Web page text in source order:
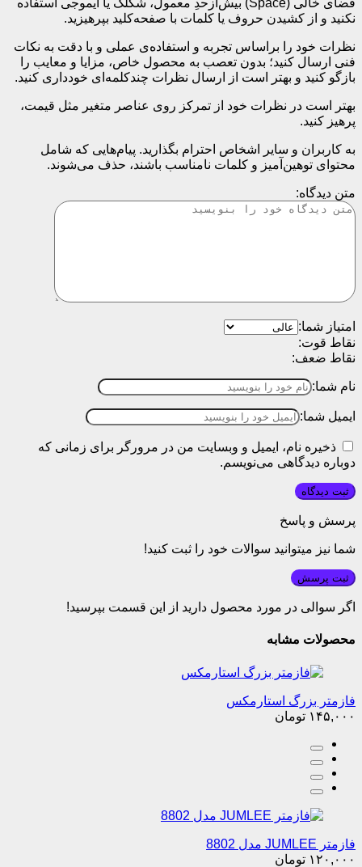
فضای خالی (Space) بیش‌از‌حدِ معمول، شکلک یا ایموجی استفاده
نکنید و از کشیدن حروف یا کلمات با صفحه‌کلید بپرهیزید.
نظرات خود را براساس تجربه و استفاده‌ی عملی و با دقت به نکات
فنی ارسال کنید؛ بدون تعصب به محصول خاص، مزایا و معایب را
بازگو کنید و بهتر است از ارسال نظرات چندکلمه‌‌ای خودداری کنید.
بهتر است در نظرات خود از تمرکز روی عناصر متغیر مثل قیمت،
پرهیز کنید.
به کاربران و سایر اشخاص احترام بگذارید. پیام‌هایی که شامل
محتوای توهین‌آمیز و کلمات نامناسب باشند، حذف می‌شوند.
متن دیدگاه:
امتیاز شما:
نقاط قوت:
نقاط ضعف:
نام شما:
ایمیل شما:
ذخیره نام، ایمیل و وبسایت من در مرورگر برای زمانی که
دوباره دیدگاهی می‌نویسم.
پرسش و پاسخ
شما نیز میتوانید سوالات خود را ثبت کنید!
ثبت پرسش
اگر سوالی در مورد محصول دارید از این قسمت بپرسید!
محصولات مشابه
فازمتر بزرگ استارمکس
۱۴۵,۰۰۰ تومان
فازمتر JUMLEE مدل 8802
۱۲۰,۰۰۰ تومان